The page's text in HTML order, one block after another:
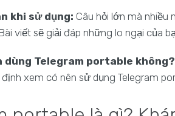
khi sử dụng: Câu hỏi lớn mà nhiều
viết sẽ giải đáp những lo ngại của
dùng Telegram portable không?
xem có nên sử dụng Telegram